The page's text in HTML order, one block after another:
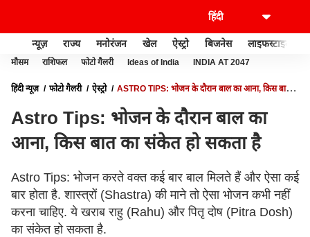
न्यूज़ राज्य मनोरंजन खेल ऐस्ट्रो बिजनेस लाइफस्टाइल
मौसम राशिफल फोटो गैलरी Ideas of India INDIA AT 2047
हिंदी न्यूज़ फोटो गैलरी ऐस्ट्रो
ASTRO TIPS: भोजन के दौरान बाल का आना, किस बात
Astro Tips: भोजन के दौरान बाल का
आना, किस बात का संकेत हो सकता है
Astro Tips: भोजन करते वक्त कई बार बाल मिलते हैं और ऐसा कई
बार होता है. शास्त्रों (Shastra) की माने तो ऐसा भोजन कभी नहीं
करना चाहिए. ये खराब राहु (Rahu) और पितृ दोष (Pitra Dosh)
का संकेत हो सकता है.